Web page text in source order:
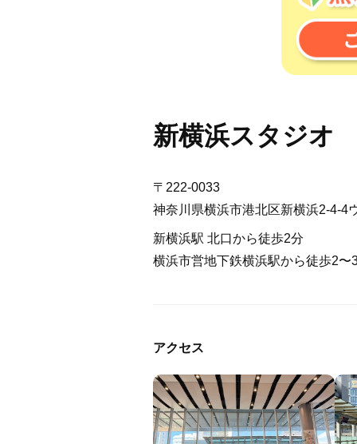
新横浜スタジオ
〒222-0033
神奈川県横浜市港北区新横浜2-4-4
新横浜駅 北口から徒歩2分
横浜市営地下鉄横浜駅から徒歩2〜
アクセス